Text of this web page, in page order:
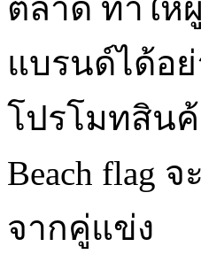
ตลาด ทำให้
แบรนด์ได้อ
โปรโมทสินค้
Beach flag
จากคู่แข่ง